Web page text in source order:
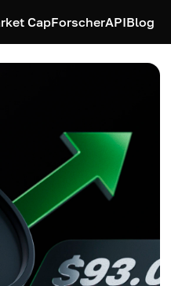
CapForscherAPIBlog